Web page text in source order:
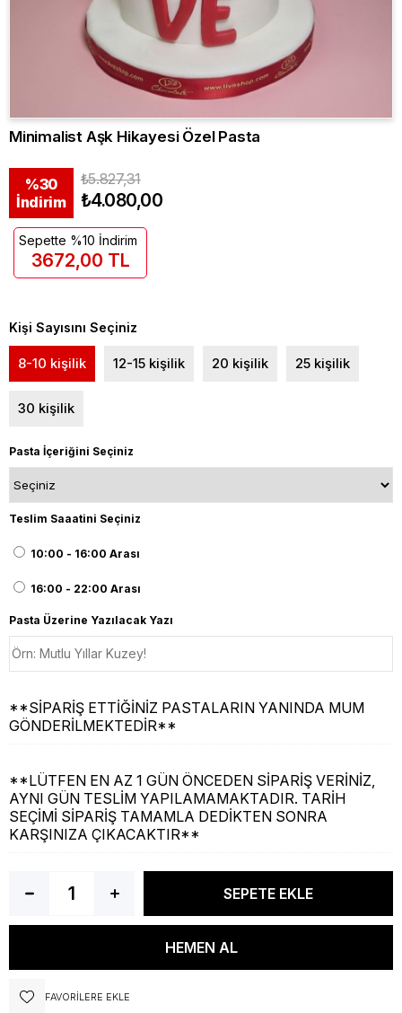
Minimalist Aşk Hikayesi Özel Pasta
%30
İndirim
₺5.827,31
₺4.080,00
Kişi Sayısını Seçiniz
8-10 kişilik 12-15 kişilik 20 kişilik 25 kişilik
30 kişilik
Pasta İçeriğini Seçiniz
Teslim Saaatini Seçiniz
10:00 - 16:00 Arası
16:00 - 22:00 Arası
Pasta Üzerine Yazılacak Yazı
**SİPARİŞ ETTİĞİNİZ PASTALARIN YANINDA MUM
GÖNDERİLMEKTEDİR**
**LÜTFEN EN AZ 1 GÜN ÖNCEDEN SİPARİŞ VERİNİZ,
AYNI GÜN TESLİM YAPILAMAMAKTADIR. TARİH
SEÇİMİ SİPARİŞ TAMAMLA DEDİKTEN SONRA
KARŞINIZA ÇIKACAKTIR**
Sepette %10 İndirim
3672,00 TL
FAVORILERE EKLE